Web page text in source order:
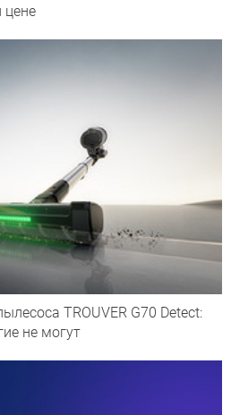
цене
TROUVER G70 Detect:
не могут